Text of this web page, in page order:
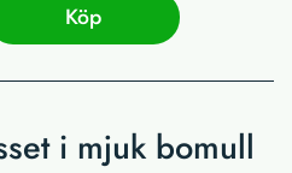
Köp
i mjuk bomull